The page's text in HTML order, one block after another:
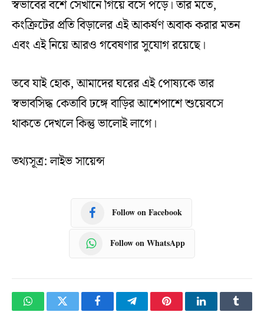
স্বভাবের বশে সেখানে গিয়ে বসে পড়ে। তার মতে,
কংক্রিটের প্রতি বিড়ালের এই আকর্ষণ অবাক করার মতন
এবং এই নিয়ে আরও গবেষণার সুযোগ রয়েছে।
তবে যাই হোক, আমাদের ঘরের এই পোষ্যকে তার
স্বভাবসিদ্ধ কেতাবি ঢঙ্গে বাড়ির আশেপাশে শুয়েবসে
থাকতে দেখলে কিন্তু ভালোই লাগে।
তথ্যসূত্র: লাইভ সায়েন্স
Follow on Facebook
Follow on WhatsApp
WhatsAppTwitter FacebookTelegramPinterestLinkedIn